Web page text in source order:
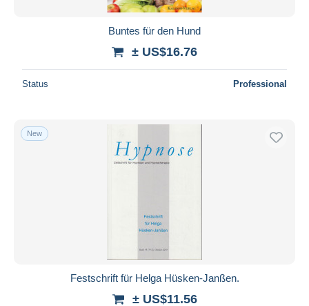
Buntes für den Hund
± US$16.76
Status Professional
New
Festschrift für Helga Hüsken-Janßen.
± US$11.56